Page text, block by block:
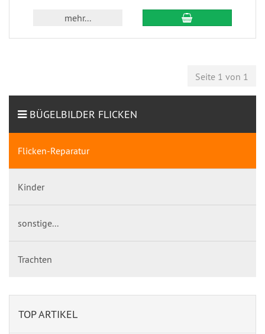
mehr...
Seite 1 von 1
BÜGELBILDER FLICKEN
Flicken-Reparatur
Kinder
sonstige...
Trachten
TOP ARTIKEL